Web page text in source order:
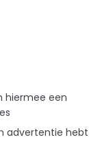
hiermee een
advertentie hebt